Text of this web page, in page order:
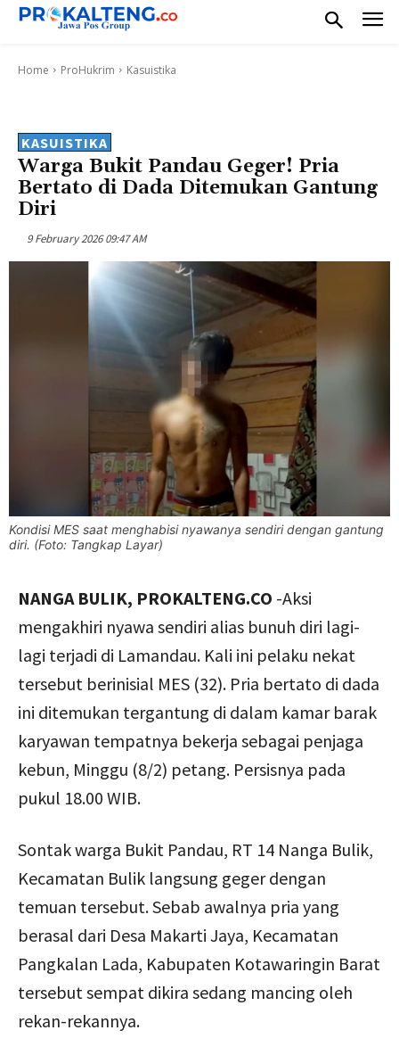
Home ProHukrim Kasuistika
KASUISTIKA
Warga Bukit Pandau Geger! Pria
Bertato di Dada Ditemukan Gantung
Diri
9 February 2026 09:47 AM
Kondisi MES saat menghabisi nyawanya sendiri dengan gantung
diri. (Foto: Tangkap Layar)
NANGA BULIK, PROKALTENG.CO -Aksi
mengakhiri nyawa sendiri alias bunuh diri lagi-
lagi terjadi di Lamandau. Kali ini pelaku nekat
tersebut berinisial MES (32). Pria bertato di dada
ini ditemukan tergantung di dalam kamar barak
karyawan tempatnya bekerja sebagai penjaga
kebun, Minggu (8/2) petang. Persisnya pada
pukul 18.00 WIB.
Sontak warga Bukit Pandau, RT 14 Nanga Bulik,
Kecamatan Bulik langsung geger dengan
temuan tersebut. Sebab awalnya pria yang
berasal dari Desa Makarti Jaya, Kecamatan
Pangkalan Lada, Kabupaten Kotawaringin Barat
tersebut sempat dikira sedang mancing oleh
rekan-rekannya.